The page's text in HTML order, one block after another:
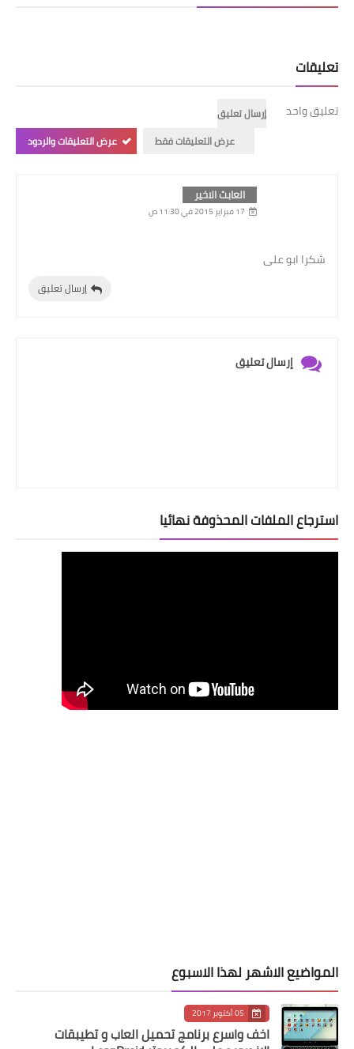
تعليقات
تعليق واحد
إرسال تعليق
عرض التعليقات فقط
عرض التعليقات والردود
العابث الاخير
17 فبراير 2015 في 11:30 ص
شكرا ابو على
إرسال تعليق
إرسال تعليق
استرجاع الملفات المحذوفة نهائيا
المواضيع الاشهر لهذا الاسبوع
05 أكتوبر 2017
اخف واسرع برنامج تحميل العاب و تطيبقات